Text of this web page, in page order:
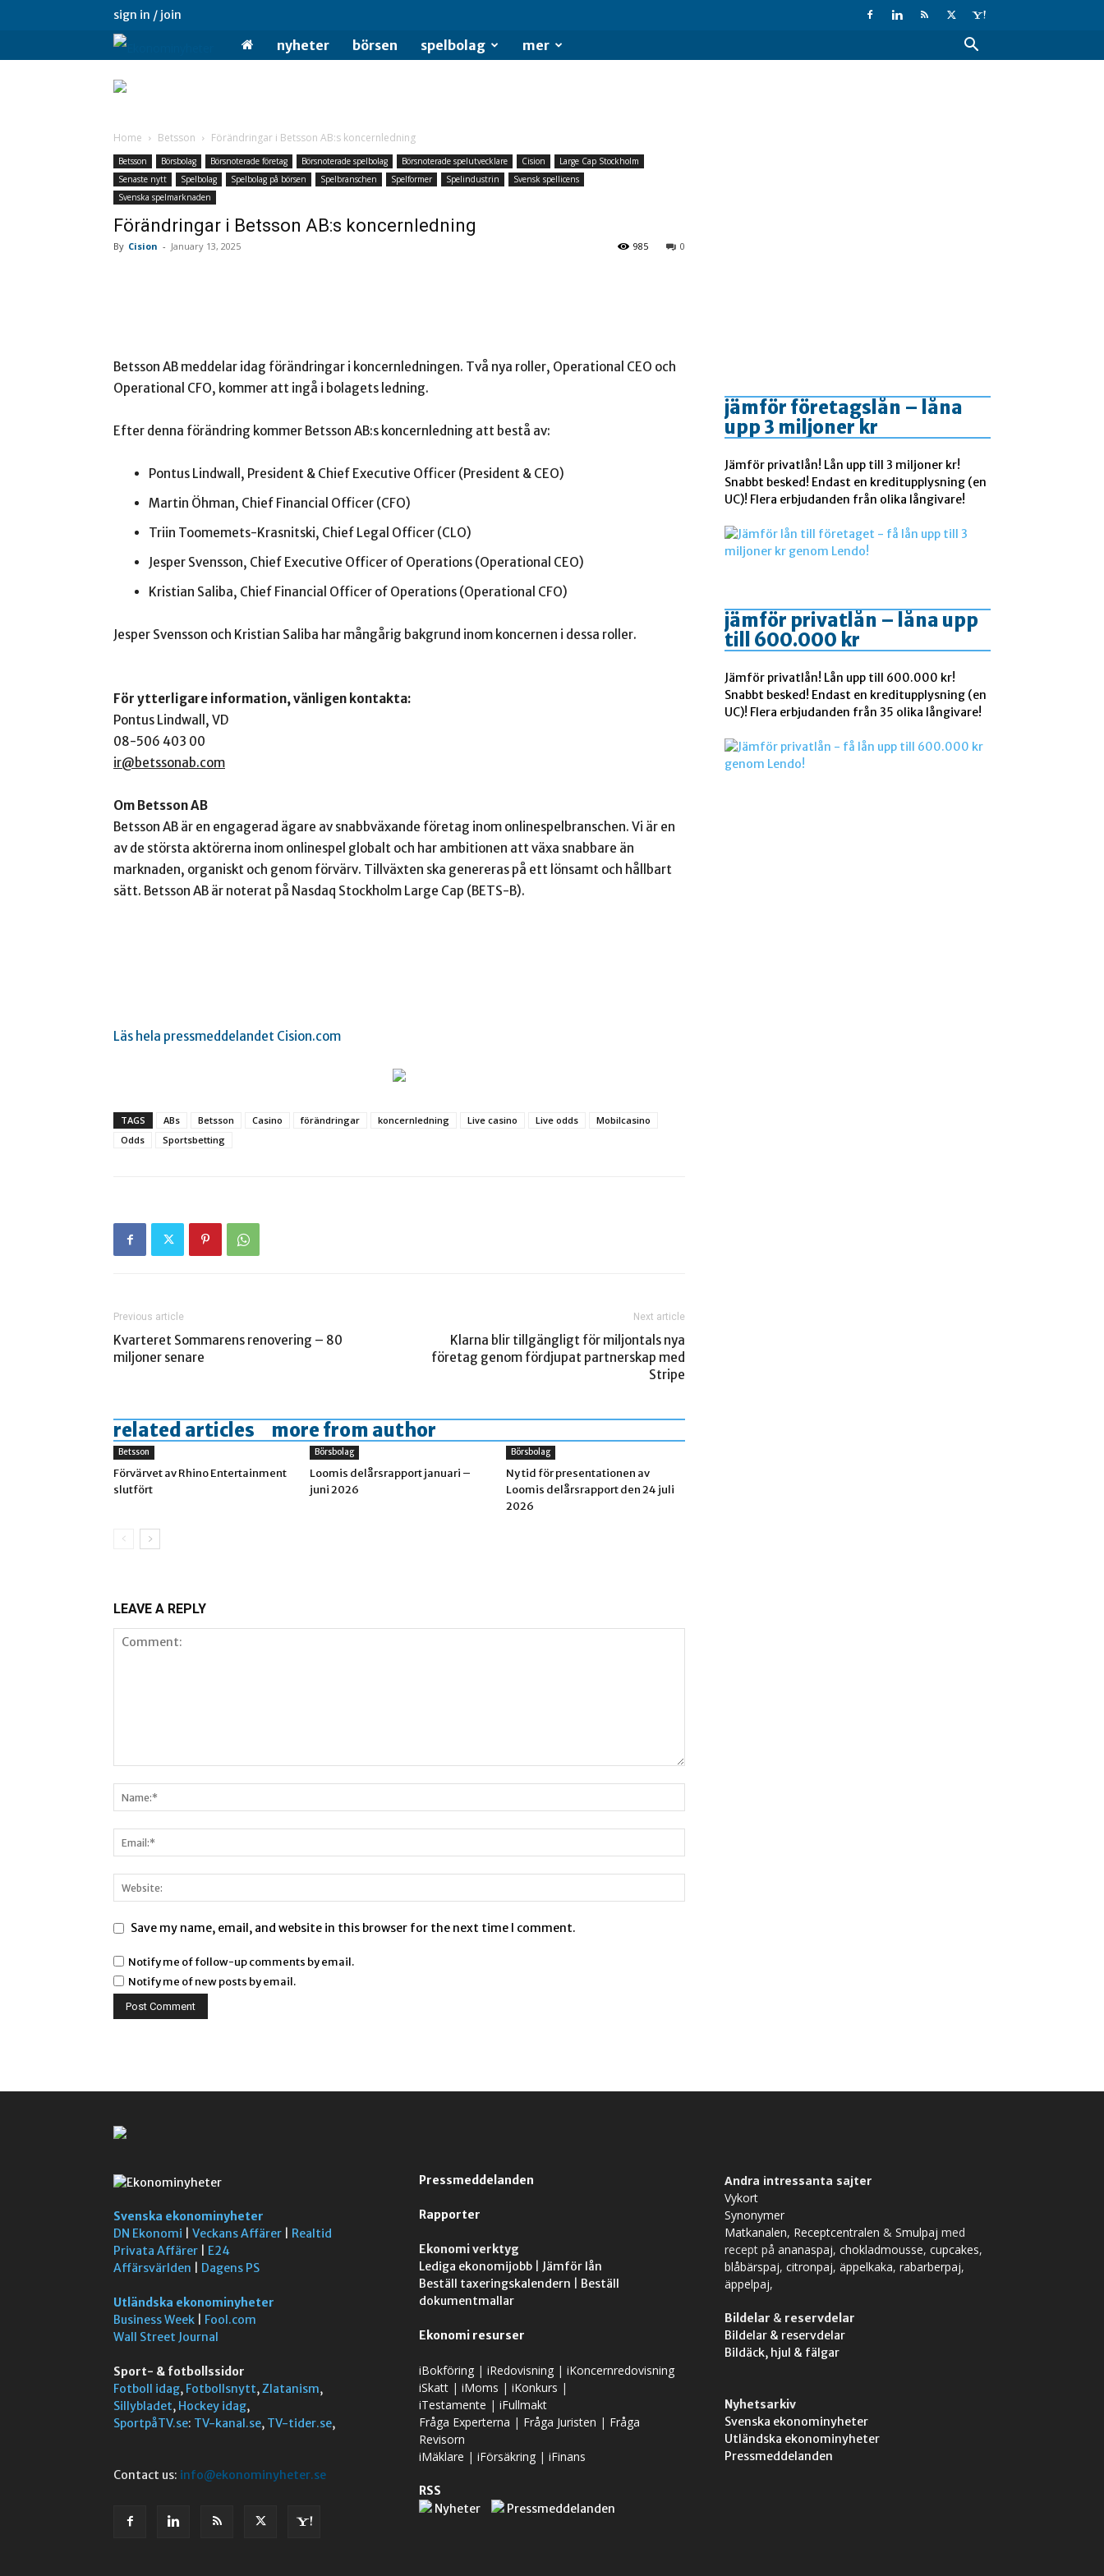
sign in / join
Ekonominyheter.se
nyheter börsen spelbolag mer
Home Betsson Förändringar i Betsson AB:s koncernledning
Betsson Börsbolag Börsnoterade företag Börsnoterade spelbolag Börsnoterade spelutvecklare Cision
Large Cap Stockholm
Senaste nytt
Spelbolag Spelbolag på börsen Spelbranschen Spelformer Spelindustrin
Svensk spellicens
Svenska spelmarknaden
Förändringar i Betsson AB:s koncernledning
By Cision - January 13, 2025 0
985
Betsson AB meddelar idag förändringar i koncernledningen. Två nya roller, Operational CEO och
Operational CFO, kommer att ingå i bolagets ledning.
Efter denna förändring kommer Betsson AB:s koncernledning att bestå av:
Pontus Lindwall, President & Chief Executive Officer (President & CEO)
Martin Öhman, Chief Financial Officer (CFO)
Triin Toomemets-Krasnitski, Chief Legal Officer (CLO)
Jesper Svensson, Chief Executive Officer of Operations (Operational CEO)
Kristian Saliba, Chief Financial Officer of Operations (Operational CFO)
Jesper Svensson och Kristian Saliba har mångårig bakgrund inom koncernen i dessa roller.
För ytterligare information, vänligen kontakta:
Pontus Lindwall, VD
08-506 403 00
ir@betssonab.com
Om Betsson AB
Betsson AB är en engagerad ägare av snabbväxande företag inom onlinespelbranschen. Vi är en
av de största aktörerna inom onlinespel globalt och har ambitionen att växa snabbare än
marknaden, organiskt och genom förvärv. Tillväxten ska genereras på ett lönsamt och hållbart
sätt. Betsson AB är noterat på Nasdaq Stockholm Large Cap (BETS-B).
Läs hela pressmeddelandet Cision.com
TAGS ABs Betsson Casino förändringar koncernledning Live casino Live odds
Mobilcasino
Odds
Sportsbetting
Previous article
Kvarteret Sommarens renovering – 80
miljoner senare
Next article
Klarna blir tillgängligt för miljontals nya
företag genom fördjupat partnerskap med
Stripe
related articles more from author
Betsson
Förvärvet av Rhino Entertainment
slutfört
Börsbolag
Loomis delårsrapport januari –
juni 2026
Börsbolag
Ny tid för presentationen av
Loomis delårsrapport den 24 juli
2026
LEAVE A REPLY
Save my name, email, and website in this browser for the next time I comment.
Notify me of follow-up comments by email.
Notify me of new posts by email.
jämför företagslån – låna
upp 3 miljoner kr
Jämför privatlån! Lån upp till 3 miljoner kr!
Snabbt besked! Endast en kreditupplysning (en
UC)! Flera erbjudanden från olika långivare!
jämför privatlån – låna upp
till 600.000 kr
Jämför privatlån! Lån upp till 600.000 kr!
Snabbt besked! Endast en kreditupplysning (en
UC)! Flera erbjudanden från 35 olika långivare!
Svenska ekonominyheter
DN Ekonomi
Veckans Affärer
Realtid
Privata Affärer
E24
Affärsvärlden
Dagens PS
Utländska ekonominyheter
Business Week
Fool.com
Wall Street Journal
Sport- & fotbollssidor
Fotboll idag, Fotbollsnytt,Zlatanism,
Sillybladet, Hockey idag,
SportpåTV.se: TV-kanal.se, TV-tider.se,
Contact us: info@ekonominyheter.se
Pressmeddelanden
Rapporter
Ekonomi verktyg
Lediga ekonomijobb
Jämför lån
Beställ taxeringskalendern
Beställ
dokumentmallar
Ekonomi resurser
iBokföring | iRedovisning | iKoncernredovisning
iSkatt | iMoms | iKonkurs |
iTestamente | iFullmakt
Fråga Experterna | Fråga Juristen | Fråga
Revisorn
iMäklare | iFörsäkring | iFinans
RSS
Nyheter
Pressmeddelanden
Andra intressanta sajter
Vykort
Synonymer
Matkanalen, Receptcentralen & Smulpaj med
recept på ananaspaj, chokladmousse, cupcakes,
blåbärspaj, citronpaj, äppelkaka, rabarberpaj,
äppelpaj,
Bildelar & reservdelar
Bildelar & reservdelar
Bildäck, hjul & fälgar
Nyhetsarkiv
Svenska ekonominyheter
Utländska ekonominyheter
Pressmeddelanden